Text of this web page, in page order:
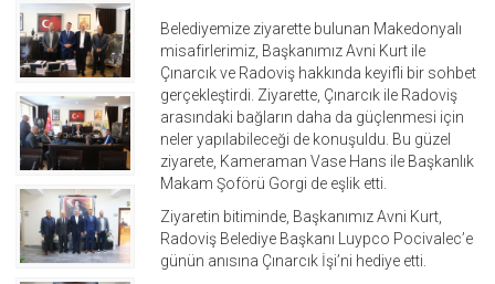
Belediyemize ziyarette bulunan Makedonyalı
misafirlerimiz, Başkanımız Avni Kurt ile
Çınarcık ve Radoviş hakkında keyifli bir sohbet
gerçekleştirdi. Ziyarette, Çınarcık ile Radoviş
arasındaki bağların daha da güçlenmesi için
neler yapılabileceği de konuşuldu. Bu güzel
ziyarete, Kameraman Vase Hans ile Başkanlık
Makam Şoförü Gorgi de eşlik etti.
Ziyaretin bitiminde, Başkanımız Avni Kurt,
Radoviş Belediye Başkanı Luypco Pocivalec’e
günün anısına Çınarcık İşi’ni hediye etti.